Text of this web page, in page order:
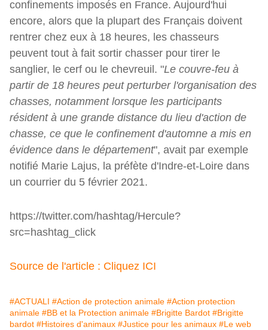
confinements imposés en France. Aujourd'hui
encore, alors que la plupart des Français doivent
rentrer chez eux à 18 heures, les chasseurs
peuvent tout à fait sortir chasser pour tirer le
sanglier, le cerf ou le chevreuil. "Le couvre-feu à
partir de 18 heures peut perturber l'organisation des
chasses, notamment lorsque les participants
résident à une grande distance du lieu d'action de
chasse, ce que le confinement d'automne a mis en
évidence dans le département", avait par exemple
notifié Marie Lajus, la préfète d'Indre-et-Loire dans
un courrier du 5 février 2021.
https://twitter.com/hashtag/Hercule?
src=hashtag_click
Source de l'article : Cliquez ICI
#ACTUALI #Action de protection animale #Action protection
animale #BB et la Protection animale #Brigitte Bardot #Brigitte
bardot #Histoires d'animaux #Justice pour les animaux #Le web